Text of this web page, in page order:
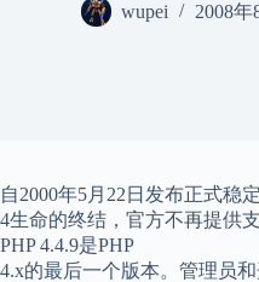
wupei 2008年
自2000年5月22日发布正式稳
4生命的终结，官方不再提供
PHP 4.4.9是PHP
4.x的最后一个版本。管理员